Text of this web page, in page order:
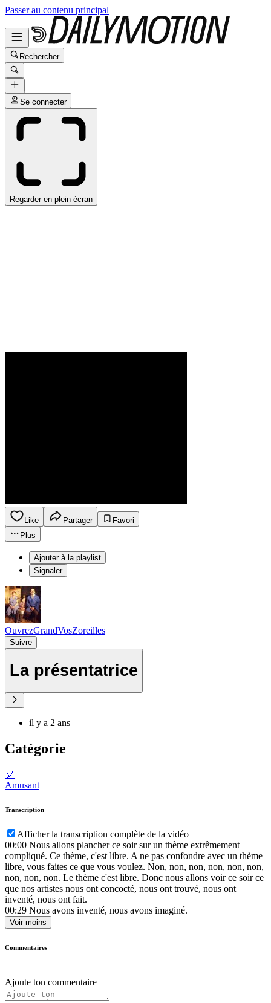
Passer au contenu principal
Rechercher
Se connecter
Regarder en plein écran
Like Partager
Favori
Plus
Ajouter à la playlist
Signaler
OuvrezGrandVosZoreilles
Suivre
La présentatrice
il y a 2 ans
Catégorie
🎈
Amusant
Transcription
Afficher la transcription complète de la vidéo
00:00 Nous allons plancher ce soir sur un thème extrêmement
compliqué. Ce thème, c'est libre. A ne pas confondre avec un thème
libre, vous faites ce que vous voulez. Non, non, non, non, non, non,
non, non, non. Le thème c'est libre. Donc nous allons voir ce soir ce
que nos artistes nous ont concocté, nous ont trouvé, nous ont
inventé, nous ont fait.
00:29 Nous avons inventé, nous avons imaginé.
Voir moins
Commentaires
Ajoute ton commentaire